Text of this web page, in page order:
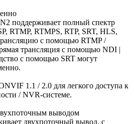
поддерживает полный спектр
RTMP, RTMPS, RTP, SRT, HLS,
с помощью RTMP /
трансляция с помощью NDI |
с помощью SRT могут
1.1 / 2.0 для легкого доступа к
/ NVR-системе.
выводом
двухпоточный вывод, с